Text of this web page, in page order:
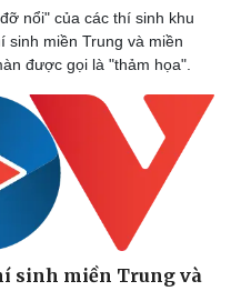
Câu chuyện thời sự
nổi" của các thí sinh khu
miền Trung và miền
được gọi là "thảm họa".
sinh miền Trung và